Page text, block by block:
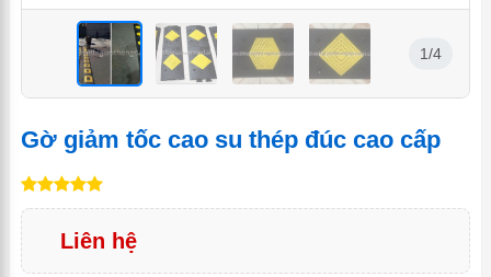
< < < <
1/4
Gờ giảm tốc cao su thép đúc cao cấp
Liên hệ